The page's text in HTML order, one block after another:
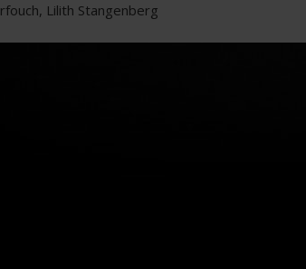
Lilith Stangenberg